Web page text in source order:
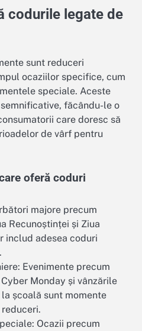
codurile legate de
sunt reduceri
ocaziilor specifice, cum
speciale. Aceste
făcându-le o
care doresc să
de vârf pentru
oferă coduri
majore precum
Recunoștinței și Ziua
includ adesea coduri
Evenimente precum
Monday și vânzările
școală sunt momente
Ocazii precum